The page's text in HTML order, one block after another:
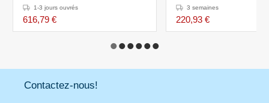
1,2kW - 750x450x855(h)mm
1-3 jours ouvrés
616,79 €
3 semaines
220,93 €
Contactez-nous!